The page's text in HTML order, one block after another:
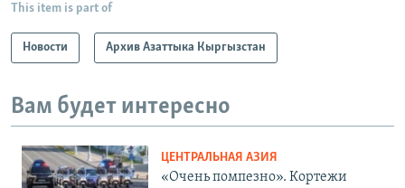
This item is part of
Новости Архив Азаттыка Кыргызстан
Вам будет интересно
ЦЕНТРАЛЬНАЯ АЗИЯ
«Очень помпезно». Кортежи